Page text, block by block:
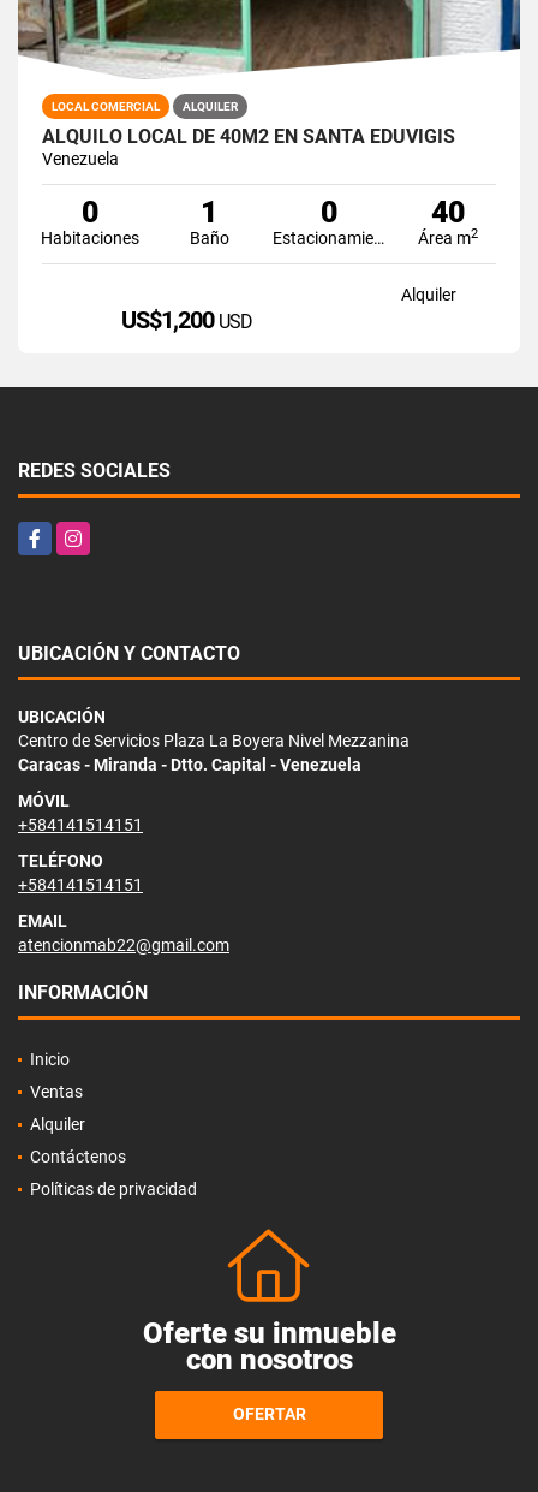
LOCAL COMERCIAL ALQUILER
ALQUILO LOCAL DE 40M2 EN SANTA EDUVIGIS
Venezuela
0
Habitaciones
1
Baño
0
Estacionamiento
40
Área m2
Alquiler
US$1,200 USD
REDES SOCIALES
FacebookInstagram
UBICACIÓN Y CONTACTO
UBICACIÓN
Centro de Servicios Plaza La Boyera Nivel Mezzanina
Caracas - Miranda - Dtto. Capital - Venezuela
MÓVIL
+584141514151
TELÉFONO
+584141514151
EMAIL
atencionmab22@gmail.com
INFORMACIÓN
Inicio
Ventas
Alquiler
Contáctenos
Políticas de privacidad
Oferte su inmueble
con nosotros
OFERTAR